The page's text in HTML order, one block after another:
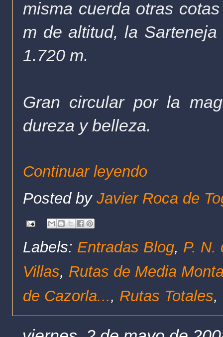
misma cuerda otras
m de altitud, la
1.720 m.
Gran circular por la
dureza y belleza.
Continuar leyendo
Posted by Javier Roca de
Labels: Entradas Blog, P. N.
Villas, Rutas de Media
de Cazorla..., Rutas Totales,